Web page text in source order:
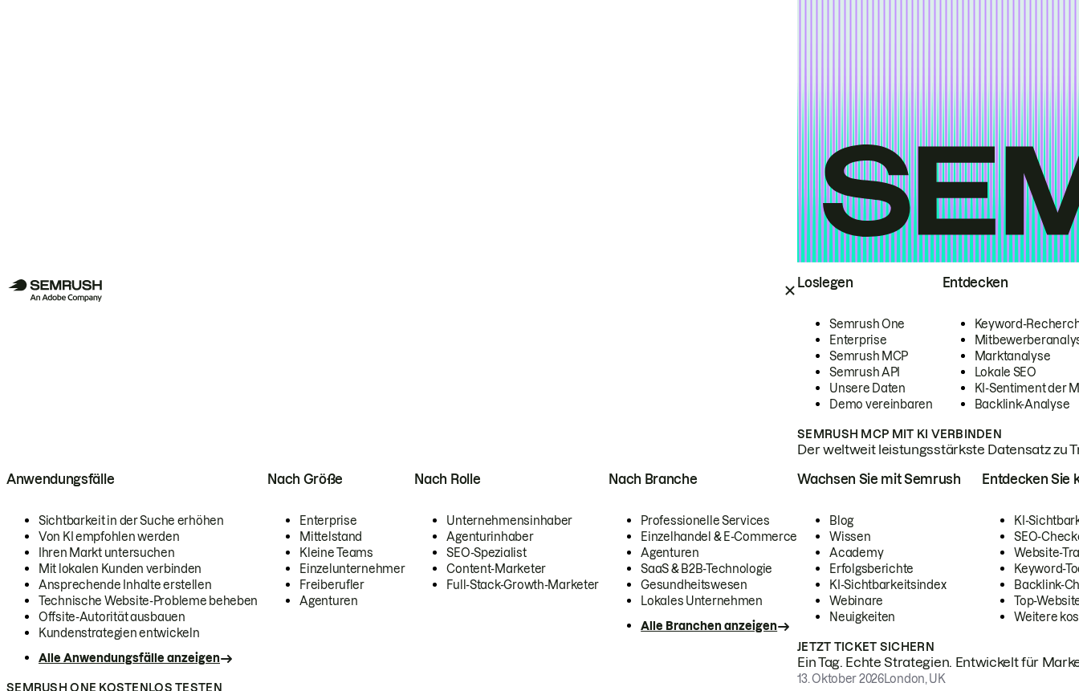
Loslegen
Semrush One
Enterprise
Semrush MCP
Semrush API
Unsere Daten
Demo vereinbaren
Entdecken
Keyword-
Marktanalyse
Lokale SEO
KI-Sentiment der
Backlink-Analyse
SEMRUSH MCP MIT KI VERBINDEN
Der weltweit leistungsstärkste Datensatz zu
Anwendungsfälle
Sichtbarkeit in der Suche erhöhen
Von KI empfohlen werden
Ihren Markt untersuchen
Mit lokalen Kunden verbinden
Ansprechende Inhalte erstellen
Technische Website-Probleme beheben
Offsite-Autorität ausbauen
Kundenstrategien entwickeln
Alle Anwendungsfälle anzeigen
Nach Größe
Enterprise
Mittelstand
Kleine Teams
Einzelunternehmer
Freiberufler
Agenturen
Nach Rolle
Unternehmensinhaber
Agenturinhaber
SEO-Spezialist
Content-Marketer
Full-Stack-Growth-Marketer
Nach Branche
Professionelle Services
Einzelhandel & E-Commerce
Agenturen
SaaS & B2B-Technologie
Gesundheitswesen
Lokales Unternehmen
Alle Branchen anzeigen
SEMRUSH ONE KOSTENLOS TESTEN
Wachsen Sie mit Semrush
Blog
Wissen
Academy
Erfolgsberichte
KI-Sichtbarkeitsindex
Webinare
Neuigkeiten
Entdecken Sie
KI-
SEO-
Website-
Keyword-
Backlink-
Top-
Weitere
JETZT TICKET SICHERN
Ein Tag. Echte Strategien. Entwickelt für
13. Oktober 2026London, UK